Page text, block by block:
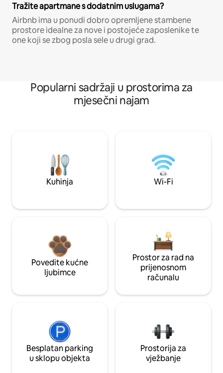
Tražite apartmane s dodatnim uslugama?
Airbnb ima u ponudi dobro opremljene stambene
prostore idealne za nove i postojeće zaposlenike te
one koji se zbog posla sele u drugi grad.
Popularni sadržaji u prostorima za
mjesečni najam
Kuhinja Wi-Fi
Povedite kućne
ljubimce
Prostor za rad na
prijenosnom
računalu
Besplatan parking
u sklopu objekta
Prostorija za
vježbanje